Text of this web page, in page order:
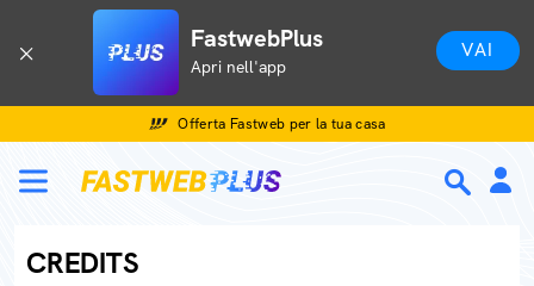
FastwebPlus
Apri nell'app
VAI
Offerta Fastweb per la tua casa
CREDITS